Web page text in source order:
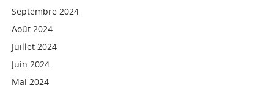
Septembre 2024
Août 2024
Juillet 2024
Juin 2024
Mai 2024